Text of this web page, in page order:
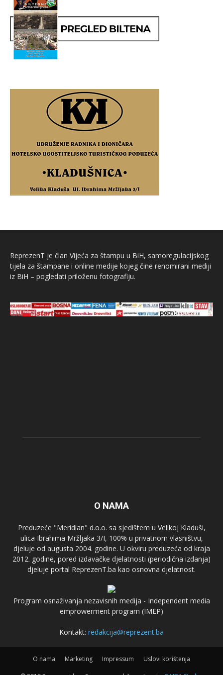
ReprezenT je član Vijeća za štampu u BiH, samoregulacijskog
tijela za štampane i online medije kojeg čine renomirani mediji
iz BiH – pogledati priloženu fotografiju.
O NAMA
Preduzeće "Meridian" d.o.o. sa sjedištem u Velikoj Kladuši,
ulica Ibrahima Mržljaka 3/I, 100% u privatnom vlasništvu,
djeluje od augusta 2004. godine. U okviru preduzeća od kraja
2012. godine, pored izdavačke djelatnosti (periodična izdanja)
djeluje portal ReprezenT.ba kao osnovna djelatnost.
Program osnaživanja nezavisnih medija - Independent media
emprowerment program (IMEP)
Kontakt: redakcija@reprezent.ba
O nama Marketing Impressum Uslovi korištenja